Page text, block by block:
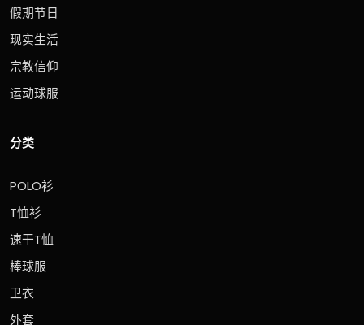
假期节日
现实生活
宗教信仰
运动球服
分类
POLO衫
T恤衫
速干T恤
棒球服
卫衣
外套